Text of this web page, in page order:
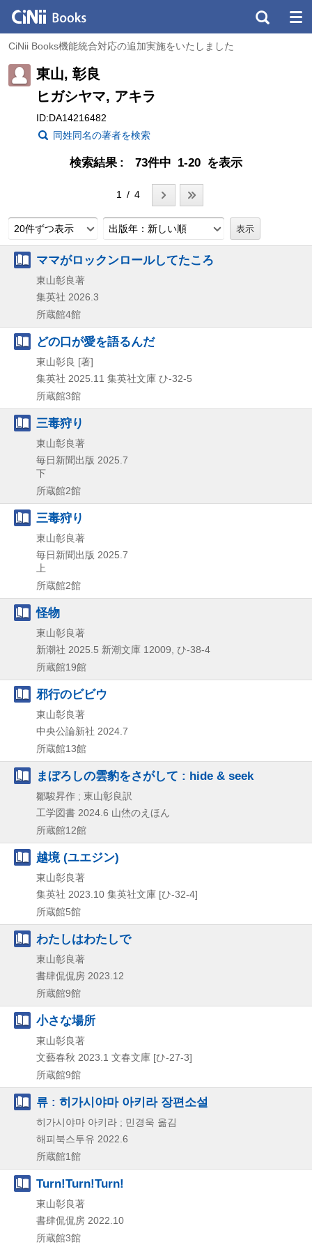
CiNii Books機能統合対応の追加実施をいたしました
東山, 彰良
ヒガシヤマ, アキラ
ID:DA14216482
同姓同名の著者を検索
検索結果 73件中 1-20 を表示
1 / 4
20件ずつ表示 出版年：新しい順
ママがロックンロールしてたころ
東山彰良著
集英社 2026.3
所蔵館4館
どの口が愛を語るんだ
東山彰良 [著]
集英社 2025.11 集英社文庫 ひ-32-5
所蔵館3館
三毒狩り
東山彰良著
毎日新聞出版 2025.7
下
所蔵館2館
三毒狩り
東山彰良著
毎日新聞出版 2025.7
上
所蔵館2館
怪物
東山彰良著
新潮社 2025.5 新潮文庫 12009, ひ-38-4
所蔵館19館
邪行のビビウ
東山彰良著
中央公論新社 2024.7
所蔵館13館
まぼろしの雲豹をさがして : hide & seek
鄒駿昇作 ; 東山彰良訳
工学図書 2024.6 山烋のえほん
所蔵館12館
越境 (ユエジン)
東山彰良著
集英社 2023.10 集英社文庫 [ひ-32-4]
所蔵館5館
わたしはわたしで
東山彰良著
書肆侃侃房 2023.12
所蔵館9館
小さな場所
東山彰良著
文藝春秋 2023.1 文春文庫 [ひ-27-3]
所蔵館9館
류 : 히가시야마 아키라 장편소설
히가시야마 아키라 ; 민경욱 옮김
해피북스투유 2022.6
所蔵館1館
Turn!Turn!Turn!
東山彰良著
書肆侃侃房 2022.10
所蔵館3館